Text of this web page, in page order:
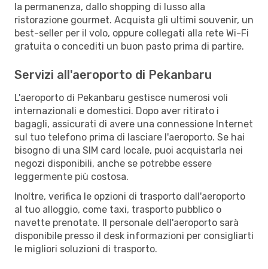
la permanenza, dallo shopping di lusso alla
ristorazione gourmet. Acquista gli ultimi souvenir, un
best-seller per il volo, oppure collegati alla rete Wi-Fi
gratuita o concediti un buon pasto prima di partire.
Servizi all'aeroporto di Pekanbaru
L'aeroporto di Pekanbaru gestisce numerosi voli
internazionali e domestici. Dopo aver ritirato i
bagagli, assicurati di avere una connessione Internet
sul tuo telefono prima di lasciare l'aeroporto. Se hai
bisogno di una SIM card locale, puoi acquistarla nei
negozi disponibili, anche se potrebbe essere
leggermente più costosa.
Inoltre, verifica le opzioni di trasporto dall'aeroporto
al tuo alloggio, come taxi, trasporto pubblico o
navette prenotate. Il personale dell'aeroporto sarà
disponibile presso il desk informazioni per consigliarti
le migliori soluzioni di trasporto.